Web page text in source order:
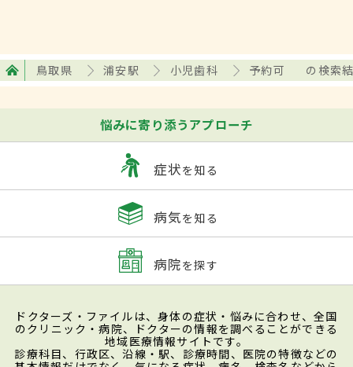
鳥取県 浦安駅 小児歯科 予約可 の検索
悩みに寄り添うアプローチ
症状を知る
病気を知る
病院を探す
ドクターズ・ファイルは、身体の症状・悩みに合わせ、全国
のクリニック・病院、ドクターの情報を調べることができる
地域医療情報サイトです。
診療科目、行政区、沿線・駅、診療時間、医院の特徴などの